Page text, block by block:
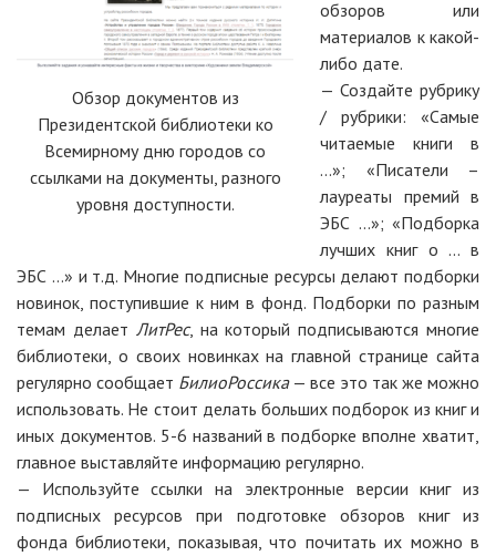
Обзор документов из
Президентской библиотеки ко
Всемирному дню городов со
ссылками на документы, разного
уровня доступности.
обзоров или
материалов к какой-
либо дате.
— Создайте рубрику
/ рубрики: «Самые
читаемые книги в
…»; «Писатели –
лауреаты премий в
ЭБС …»; «Подборка
лучших книг о … в
ЭБС …» и т.д. Многие подписные ресурсы делают подборки
новинок, поступившие к ним в фонд. Подборки по разным
темам делает ЛитРес, на который подписываются многие
библиотеки, о своих новинках на главной странице сайта
регулярно сообщает БилиоРоссика— все это так же можно
использовать. Не стоит делать больших подборок из книг и
иных документов. 5-6 названий в подборке вполне хватит,
главное выставляйте информацию регулярно.
— Используйте ссылки на электронные версии книг из
подписных ресурсов при подготовке обзоров книг из
фонда библиотеки, показывая, что почитать их можно в